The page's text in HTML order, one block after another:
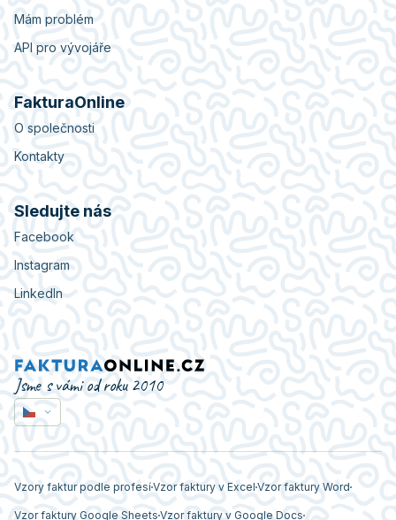
Mám problém
API pro vývojáře
FakturaOnline
O společnosti
Kontakty
Sledujte nás
Facebook
Instagram
LinkedIn
Jsme s vámi od roku 2010
Vzory faktur podle profesíVzor faktury v Excel Vzor faktury Word
Vzor faktury Google Sheets Vzor faktury v Google Docs